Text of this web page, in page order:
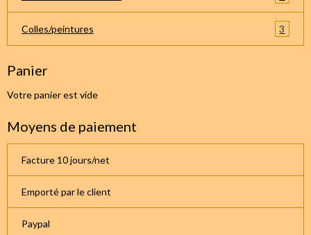
Colles/peintures 3
Panier
Votre panier est vide
Moyens de paiement
Facture 10 jours/net
Emporté par le client
Paypal